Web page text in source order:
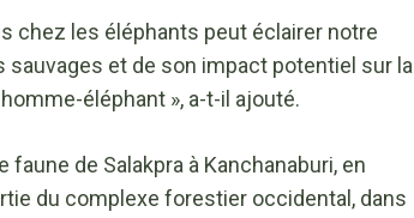
chez les éléphants peut éclairer notre
et de son impact potentiel sur la
éléphant », a-t-il ajouté.
de Salakpra à Kanchanaburi, en
du complexe forestier occidental, dans